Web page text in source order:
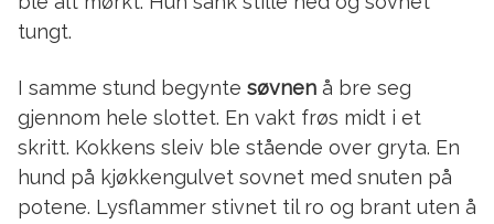
tungt.
I samme stund begynte søvnen å bre seg
gjennom hele slottet. En vakt frøs midt i et
skritt. Kokkens sleiv ble stående over gryta. En
hund på kjøkkengulvet sovnet med snuten på
potene. Lysflammer stivnet til ro og brant uten å